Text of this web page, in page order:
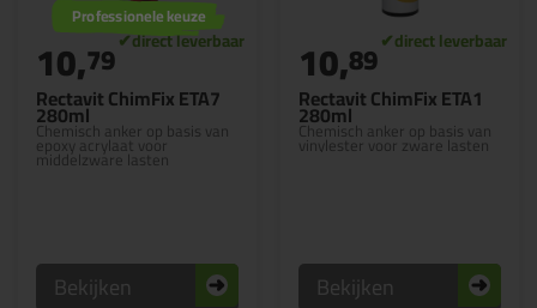
Rectavit ChimFix ETA7
280ml
Chemisch anker op basis van
epoxy acrylaat voor
middelzware lasten
Professionele keuze
10,79
Bekijken
Rectavit ChimFix ETA1
280ml
Chemisch anker op basis van
vinylester voor zware lasten
10,89
Bekijken